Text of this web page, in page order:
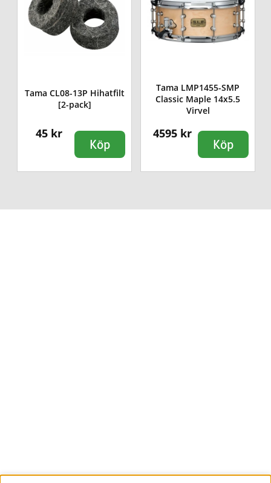
Tama CL08-13P Hihatfilt
[2-pack]
45 kr
Köp
Tama LMP1455-SMP
Classic Maple 14x5.5
Virvel
4595 kr
Köp